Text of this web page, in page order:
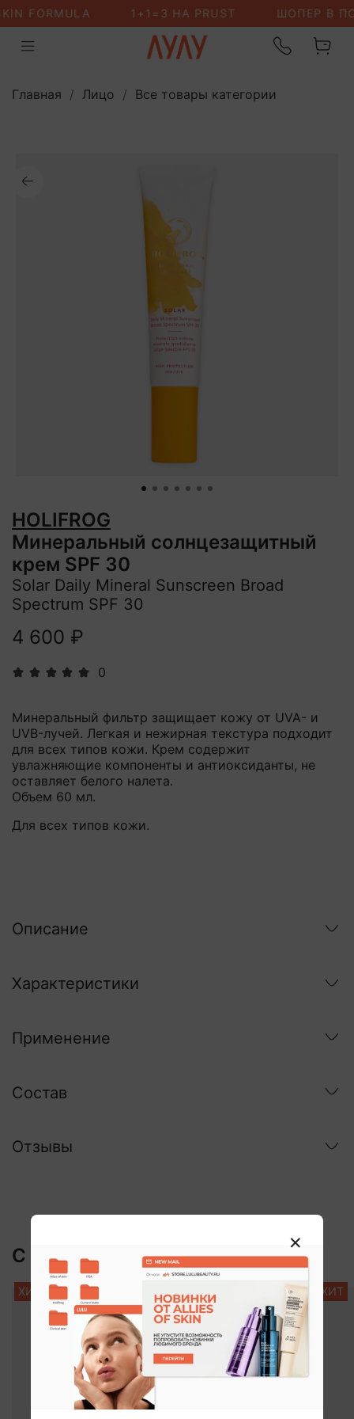
Главная Лицо Все товары категории
0
HOLIFROG
Минеральный солнцезащитный
крем SPF 30
Solar Daily Mineral Sunscreen Broad
Spectrum SPF 30
4 600 ₽
Минеральный фильтр защищает кожу от UVA- и
UVB-лучей. Легкая и нежирная текстура подходит
для всех типов кожи. Крем содержит
увлажняющие компоненты и антиоксиданты, не
оставляет белого налета.
Объем 60 мл.
Для всех типов кожи.
Описание
Характеристики
Применение
Состав
Отзывы
С этим покупают:
ХИТ ХИТ ХИТ